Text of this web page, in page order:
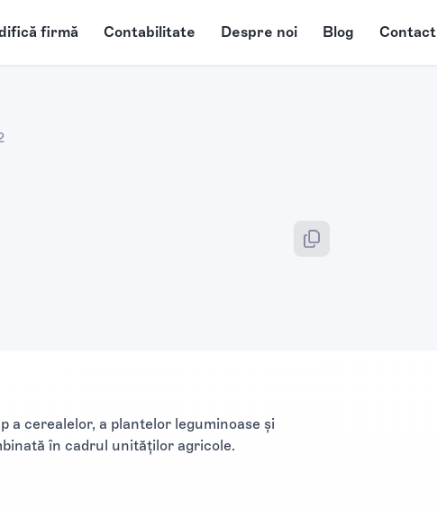
firmă Contabilitate Despre noi Blog Contact
a cerealelor, a plantelor leguminoase şi
în cadrul unităţilor agricole.